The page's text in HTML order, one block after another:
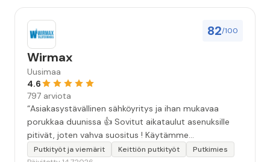
82/100
Wirmax
Uusimaa
4.6
797 arviota
“Asiakasystävällinen sähköyritys ja ihan mukavaa
porukkaa duunissa 👍 Sovitut aikataulut asenuksille
pitivät, joten vahva suositus ! Käytämme
seuraavallakin kerralla!”
Putkityöt ja viemärit Keittiön putkityöt
Putkimies